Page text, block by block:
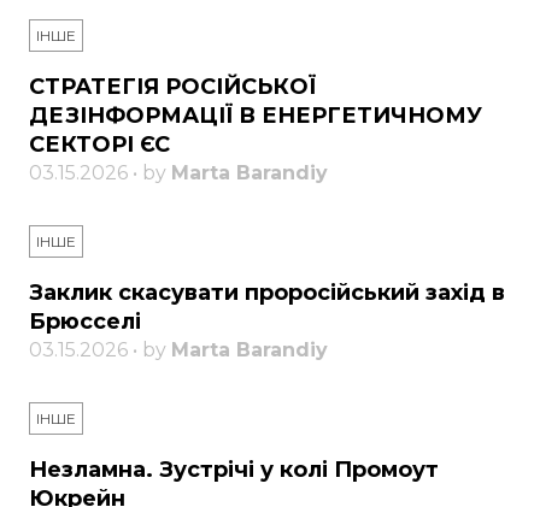
ІНШЕ
СТРАТЕГІЯ РОСІЙСЬКОЇ
ДЕЗІНФОРМАЦІЇ В ЕНЕРГЕТИЧНОМУ
СЕКТОРІ ЄС
03.15.2026 • by Marta Barandiy
ІНШЕ
Заклик скасувати проросійський захід в
Брюсселі
03.15.2026 • by Marta Barandiy
ІНШЕ
Незламна. Зустрічі у колі Промоут
Юкрейн